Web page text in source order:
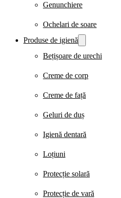
Genunchiere
Ochelari de soare
Produse de igienă
Bețișoare de urechi
Creme de corp
Creme de față
Geluri de duș
Igienă dentară
Loțiuni
Protecție solară
Protecție de vară